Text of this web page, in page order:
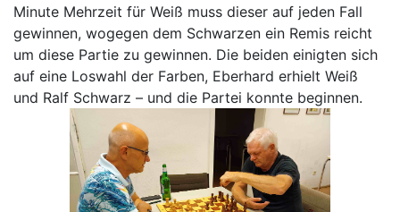
Minute Mehrzeit für Weiß muss dieser auf jeden Fall
gewinnen, wogegen dem Schwarzen ein Remis reicht
um diese Partie zu gewinnen. Die beiden einigten sich
auf eine Loswahl der Farben, Eberhard erhielt Weiß
und Ralf Schwarz – und die Partei konnte beginnen.